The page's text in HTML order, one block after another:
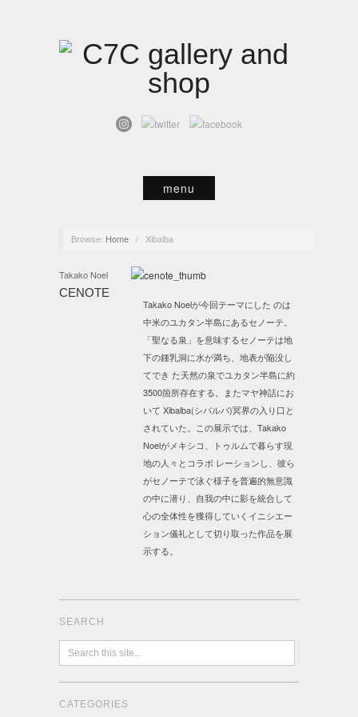
menu
Browse: Home / Xibalba
Takako Noel
CENOTE
Takako Noelが今回テーマにした のは
中米のユカタン半島にあるセノーテ。
「聖なる泉」を意味するセノーテは地
下の鍾乳洞に水が満ち、地表が陥没し
てでき た天然の泉でユカタン半島に約
3500箇所存在する。またマヤ神話にお
いて Xibalba(シバルバ)冥界の入り口と
されていた。この展示では、Takako
Noelがメキシコ、トゥルムで暮らす現
地の人々とコラボ レーションし、彼ら
がセノーテで泳ぐ様子を普遍的無意識
の中に潜り、自我の中に影を統合して
心の全体性を獲得していくイニシエー
ション儀礼として切り取った作品を展
示する。
SEARCH
CATEGORIES